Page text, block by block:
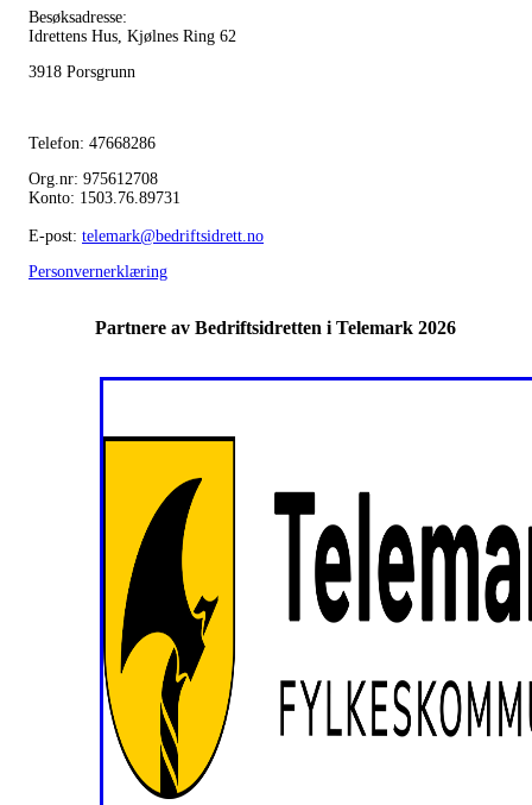
Besøksadresse:
Idrettens Hus, Kjølnes Ring 62
3918 Porsgrunn
Telefon: 47668286
Org.nr: 975612708
Konto: 1503.76.89731
E-post: telemark@bedriftsidrett.no
Personvernerklæring
Partnere av Bedriftsidretten i Telemark 2026